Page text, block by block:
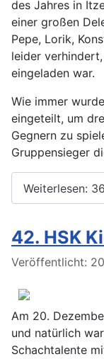
des Jahres in
einer großen
Pepe, Lorik,
leider
eingeladen war.
Wie immer
eingeteilt, um
Gegnern zu
Gruppensieger
Weiterlesen:
42. HSK
Details
Veröffentlicht:
Am 20.
und natürlich
Schachtalente